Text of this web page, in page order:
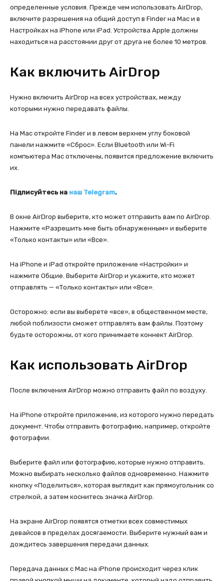
определенные условия. Прежде чем использовать AirDrop,
включите разрешения на общий доступ в Finder на Mac и в
Настройках на iPhone или iPad. Устройства Apple должны
находиться на расстоянии друг от друга не более 10 метров.
Как включить AirDrop
Нужно включить AirDrop на всех устройствах, между
которыми нужно передавать файлы.
На Mac откройте Finder и в левом верхнем углу боковой
панели нажмите «Сброс». Если Bluetooth или Wi-Fi
компьютера Mac отключены, появится предложение включить
их.
Підписуйтесь на наш Telegram.
В окне AirDrop выберите, кто может отправить вам по AirDrop.
Нажмите «Разрешить мне быть обнаруженным» и выберите
«Только контакты» или «Все».
На iPhone и iPad откройте приложение «Настройки» и
нажмите Общие. Выберите AirDrop и укажите, кто может
отправлять — «Только контакты» или «Все».
Осторожно: если вы выберете «все», в общественном месте,
любой поблизости сможет отправлять вам файлы. Поэтому
будьте осторожны, от кого принимаете коннект AirDrop.
Как использовать AirDrop
После включения AirDrop можно отправить файл по воздуху.
На iPhone откройте приложение, из которого нужно передать
документ. Чтобы отправить фотографию, например, откройте
фотографии.
Выберите файл или фотографию, которые нужно отправить.
Можно выбирать несколько файлов одновременно. Нажмите
кнопку «Поделиться», которая выглядит как прямоугольник со
стрелкой, а затем коснитесь значка AirDrop.
На экране AirDrop появятся отметки всех совместимых
девайсов в пределах досягаемости. Выберите нужный вам и
дождитесь завершения передачи данных.
Передача данных с Mac на iPhone происходит через клик